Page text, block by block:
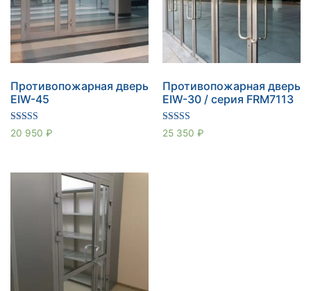
Противопожарная дверь
EIW-45
Оценка
5.00
20 950 ₽
Противопожарная дверь
EIW-30 / серия FRM7113
Оценка
5.00
25 350 ₽